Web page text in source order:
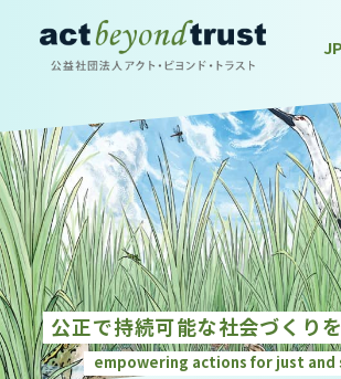
公益社団法人アクト・ビヨンド
JP
公正で持続可能な社会づくりを
empowering actions for just and